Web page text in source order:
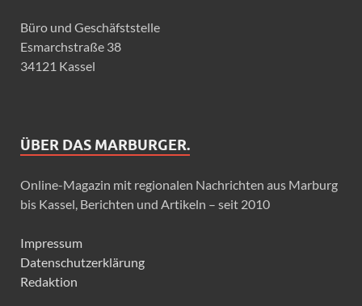
Büro und Geschäfststelle
Esmarchstraße 38
34121 Kassel
ÜBER DAS MARBURGER.
Online-Magazin mit regionalen Nachrichten aus Marburg
bis Kassel, Berichten und Artikeln – seit 2010
Impressum
Datenschutzerklärung
Redaktion